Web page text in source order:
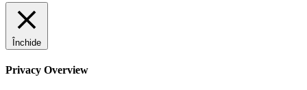
Închide
Privacy Overview